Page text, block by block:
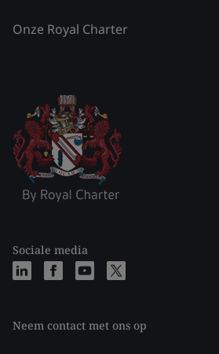
Onze Royal Charter
Sociale media
Neem contact met ons op